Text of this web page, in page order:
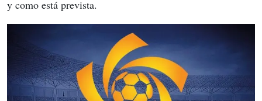
y como está prevista.